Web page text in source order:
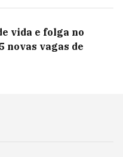
vida e folga no
novas vagas de